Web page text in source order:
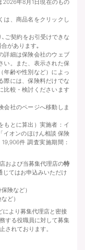
2026年8月1日現在のもの
は、商品名をクリックし
ご契約をお引受けできな
があります｡
詳細は保険会社のウェブ
い。また、表示された保
年齢や性別など）によっ
際には、保険料だけでな
比較・検討くださいます
会社のページへ移動しま
もとに算出）実施者：イ
イオンのほけん相談 保険
件 調査実施期間：
および当募集代理店の特
てはお申込みいただけ
険など）
ど）
により募集代理店と密接
する役職員に対して募集
されております。